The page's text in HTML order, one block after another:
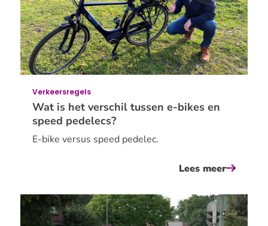
Wat is het verschil tussen e-bikes en
speed pedelecs?
Verkeersregels
E-bike versus speed pedelec.
Lees meerover
is
het